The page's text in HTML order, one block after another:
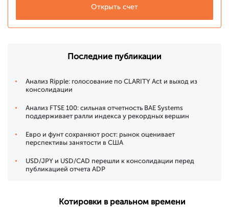
Открыть счет
Последние публикации
Анализ Ripple: голосование по CLARITY Act и выход из
консолидации
Анализ FTSE 100: сильная отчетность BAE Systems
поддерживает ралли индекса у рекордных вершин
Евро и фунт сохраняют рост: рынок оценивает
перспективы занятости в США
USD/JPY и USD/CAD перешли к консолидации перед
публикацией отчета ADP
Котировки в реальном времени